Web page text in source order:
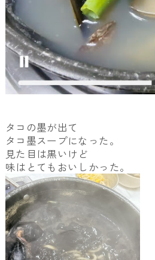
タコの墨が出て
タコ墨スープになった。
見た目は黒いけど
味はとてもおいしかった。